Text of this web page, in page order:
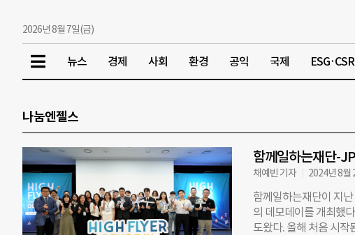
2026년 8월 7일(금)
뉴스 경제 사회 환경 공익 국제 ESG·CSR
나눔엔젤스
함께일하는재단-
채예빈 기자 2024년 8월
함께일하는재단이 지
의 데모데이를 개최했
도왔다. 올해 처음 시작